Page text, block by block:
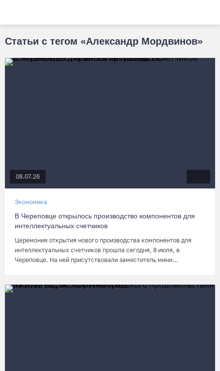
Статьи с тегом «Александр Мордвинов»
08.07.26
Экономика
В Череповце открылось производство компонентов для
интеллектуальных счетчиков
Церемония открытия нового производства компонентов для
интеллектуальных счетчиков прошла сегодня, 8 июля, в
Череповце. На ней присутствовали заместитель мини...